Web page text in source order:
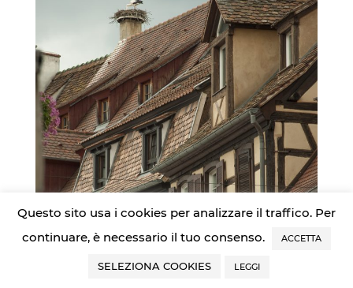
Questo sito usa i cookies per analizzare il traffico. Per
continuare, è necessario il tuo consenso.
ACCETTA
SELEZIONA COOKIES LEGGI